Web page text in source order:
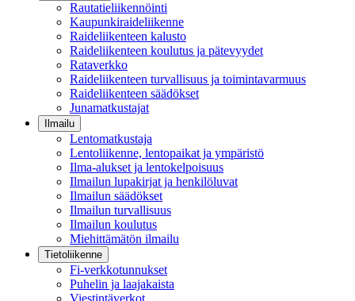
Rautatieliikennöinti
Kaupunkiraideliikenne
Raideliikenteen kalusto
Raideliikenteen koulutus ja pätevyydet
Rataverkko
Raideliikenteen turvallisuus ja toimintavarmuus
Raideliikenteen säädökset
Junamatkustajat
Ilmailu
Lentomatkustaja
Lentoliikenne, lentopaikat ja ympäristö
Ilma-alukset ja lentokelpoisuus
Ilmailun lupakirjat ja henkilöluvat
Ilmailun säädökset
Ilmailun turvallisuus
Ilmailun koulutus
Miehittämätön ilmailu
Tietoliikenne
Fi-verkkotunnukset
Puhelin ja laajakaista
Viestintäverkot